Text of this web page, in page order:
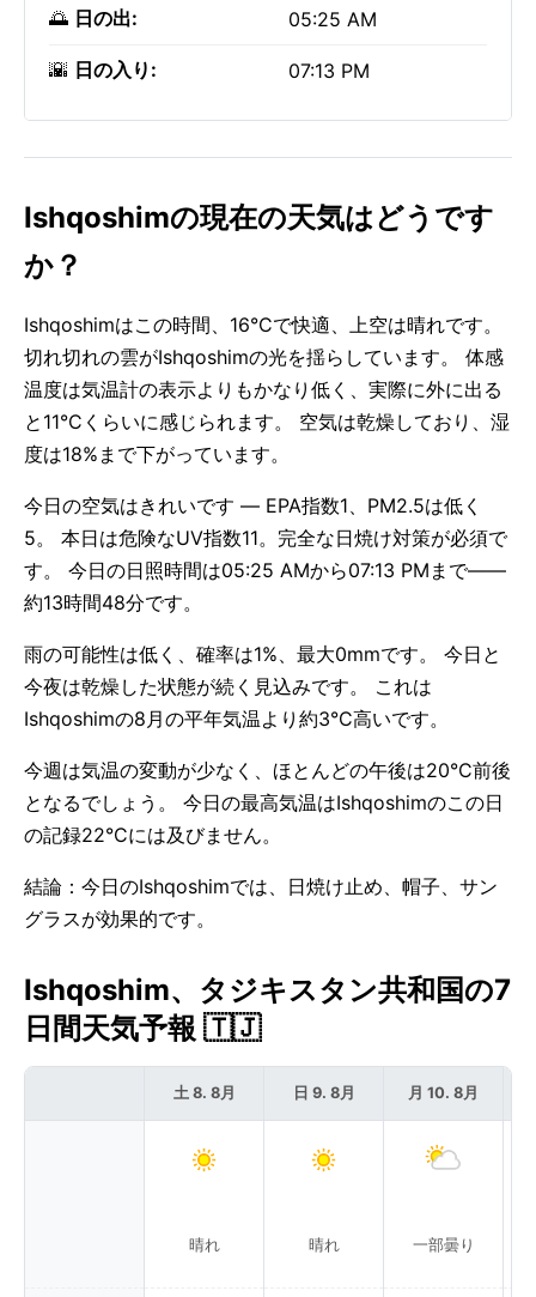
🌅 日の出: 05:25 AM
🌇 日の入り: 07:13 PM
Ishqoshimの現在の天気はどうです
か？
Ishqoshimはこの時間、16°Cで快適、上空は晴れです。
切れ切れの雲がIshqoshimの光を揺らしています。 体感
温度は気温計の表示よりもかなり低く、実際に外に出る
と11°Cくらいに感じられます。 空気は乾燥しており、湿
度は18%まで下がっています。
今日の空気はきれいです — EPA指数1、PM2.5は低く
5。 本日は危険なUV指数11。完全な日焼け対策が必須で
す。 今日の日照時間は05:25 AMから07:13 PMまで——
約13時間48分です。
雨の可能性は低く、確率は1%、最大0mmです。 今日と
今夜は乾燥した状態が続く見込みです。 これは
Ishqoshimの8月の平年気温より約3°C高いです。
今週は気温の変動が少なく、ほとんどの午後は20°C前後
となるでしょう。 今日の最高気温はIshqoshimのこの日
の記録22°Cには及びません。
結論：今日のIshqoshimでは、日焼け止め、帽子、サン
グラスが効果的です。
Ishqoshim、タジキスタン共和国の7
日間天気予報 🇹🇯
土 8. 8月
晴れ
日 9. 8月
晴れ
月 10. 8月
一部曇り